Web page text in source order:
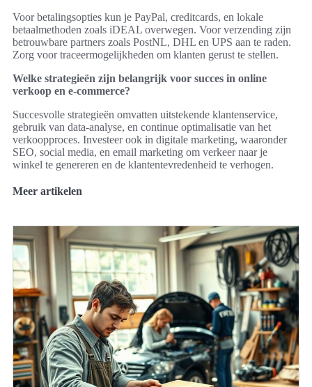
Voor betalingsopties kun je PayPal, creditcards, en lokale
betaalmethoden zoals iDEAL overwegen. Voor verzending zijn
betrouwbare partners zoals PostNL, DHL en UPS aan te raden.
Zorg voor traceermogelijkheden om klanten gerust te stellen.
Welke strategieën zijn belangrijk voor succes in online
verkoop en e-commerce?
Succesvolle strategieën omvatten uitstekende klantenservice,
gebruik van data-analyse, en continue optimalisatie van het
verkoopproces. Investeer ook in digitale marketing, waaronder
SEO, social media, en email marketing om verkeer naar je
winkel te genereren en de klantentevredenheid te verhogen.
Meer artikelen